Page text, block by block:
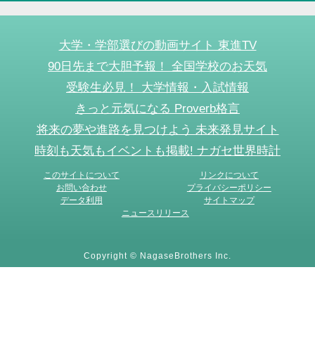
大学・学部選びの動画サイト 東進TV
90日先まで大胆予報！ 全国学校のお天気
受験生必見！ 大学情報・入試情報
きっと元気になる Proverb格言
将来の夢や進路を見つけよう 未来発見サイト
時刻も天気もイベントも掲載! ナガセ世界時計
このサイトについて
リンクについて
お問い合わせ
プライバシーポリシー
データ利用
サイトマップ
ニュースリリース
Copyright © NagaseBrothers Inc.